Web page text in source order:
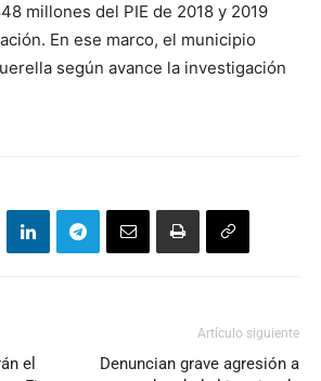
millones del PIE de 2018 y 2019
En ese marco, el municipio
según avance la investigación
el
Artículo siguiente
Denuncian grave agresión a